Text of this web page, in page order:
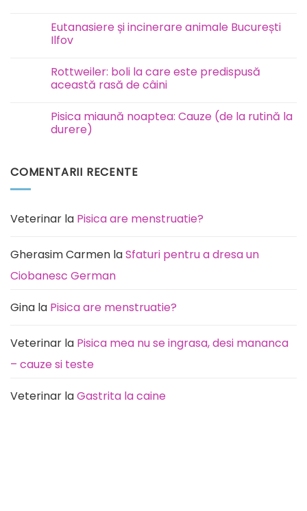
pisici
Dermatita
la
câini
Eutanasiere și incinerare animale București
Ilfov
la
Eutanasiere
și
București
Ilfov
Rottweiler: boli la care este predispusă
această rasă de câini
la
Rottweiler:
boli
predispusă
Pisica miaună noaptea: Cauze (de la rutină la
durere)
Pisica
la
rutină
COMENTARII RECENTE
Veterinar la Pisica are menstruatie?
Gherasim Carmen laSfaturi pentru a dresa un
Ciobanesc German
Gina la Pisica are menstruatie?
Veterinar la Pisica mea nu se ingrasa, desi mananca
– cauze si teste
Veterinar laGastrita la caine